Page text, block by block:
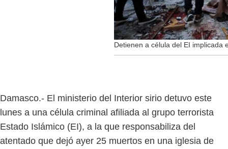
Detienen a célula del EI implicada
Damasco.- El ministerio del Interior sirio detuvo este
lunes a una célula criminal afiliada al grupo terrorista
Estado Islámico (EI), a la que responsabiliza del
atentado que dejó ayer 25 muertos en una iglesia de